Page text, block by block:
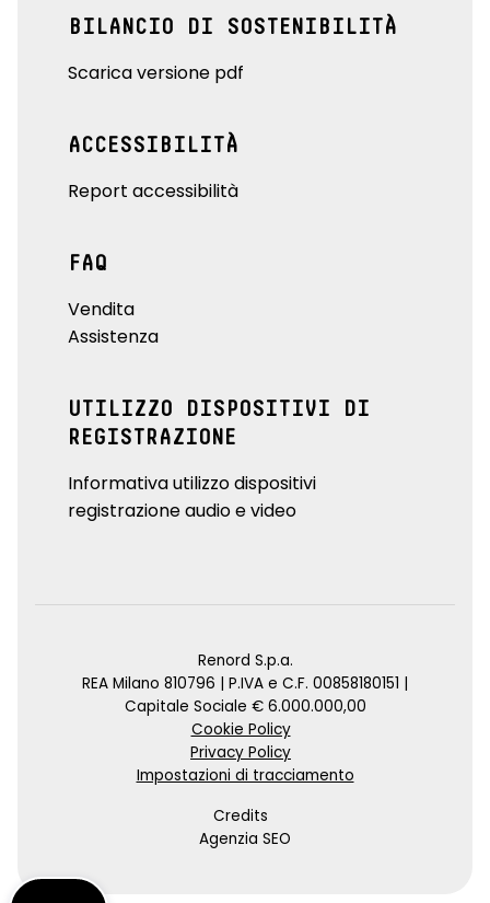
BILANCIO DI SOSTENIBILITÀ
Scarica versione pdf
ACCESSIBILITÀ
Report accessibilità
FAQ
Vendita
Assistenza
UTILIZZO DISPOSITIVI DI
REGISTRAZIONE
Informativa utilizzo dispositivi
registrazione audio e video
Renord S.p.a.
REA Milano 810796 | P.IVA e C.F. 00858180151 |
Capitale Sociale € 6.000.000,00
Cookie Policy
Privacy Policy
Impostazioni di tracciamento
Credits
Agenzia SEO